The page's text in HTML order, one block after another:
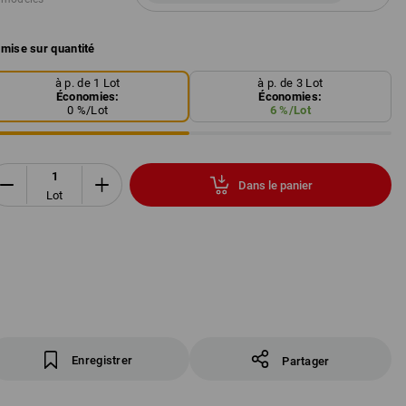
sur quantité
à p. de 1 Lot
Économies:
0 %/Lot
à p. de 3 Lot
Économies:
6 %/Lot
Lot
Dans le panier
Enregistrer Partager